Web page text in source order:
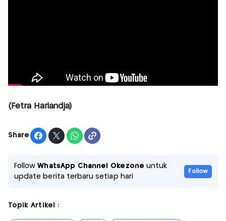
(Fetra Hariandja)
Share
FollowWhatsApp Channel Okezone untuk
update berita terbaru setiap hari
Follow
Topik Artikel :